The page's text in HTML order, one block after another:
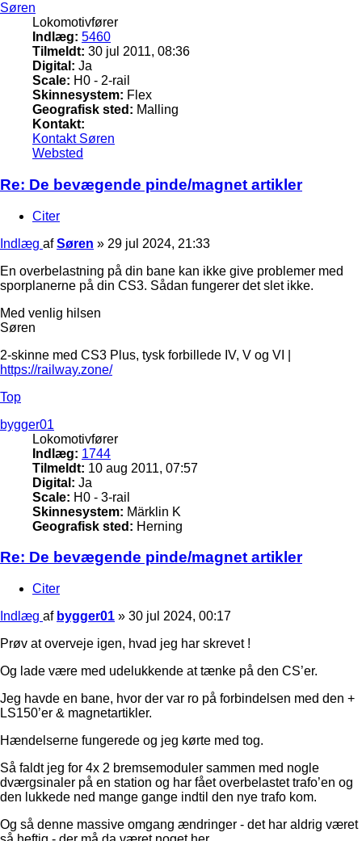
Søren
Lokomotivfører
Indlæg: 5460
Tilmeldt: 30 jul 2011, 08:36
Digital: Ja
Scale: H0 - 2-rail
Skinnesystem: Flex
Geografisk sted: Malling
Kontakt:
Kontakt Søren
Websted
Re: De bevægende pinde/magnet artikler
Citer
Indlæg afSøren » 29 jul 2024, 21:33
En overbelastning på din bane kan ikke give problemer med
sporplanerne på din CS3. Sådan fungerer det slet ikke.
Med venlig hilsen
Søren
2-skinne med CS3 Plus, tysk forbillede IV, V og VI |
https://railway.zone/
Top
bygger01
Lokomotivfører
Indlæg: 1744
Tilmeldt: 10 aug 2011, 07:57
Digital: Ja
Scale: H0 - 3-rail
Skinnesystem: Märklin K
Geografisk sted: Herning
Re: De bevægende pinde/magnet artikler
Citer
Indlæg af bygger01 » 30 jul 2024, 00:17
Prøv at overveje igen, hvad jeg har skrevet !
Og lade være med udelukkende at tænke på den CS’er.
Jeg havde en bane, hvor der var ro på forbindelsen med den +
LS150’er & magnetartikler.
Hændelserne fungerede og jeg kørte med tog.
Så faldt jeg for 4x 2 bremsemoduler sammen med nogle
dværgsinaler på en station og har fået overbelastet trafo’en og
den lukkede ned mange gange indtil den nye trafo kom.
Og så denne massive omgang ændringer - det har aldrig været